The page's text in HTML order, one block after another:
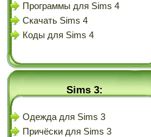
Программы для Sims 4
Скачать Sims 4
Коды для Sims 4
Sims 3:
Одежда для Sims 3
Причёски для Sims 3